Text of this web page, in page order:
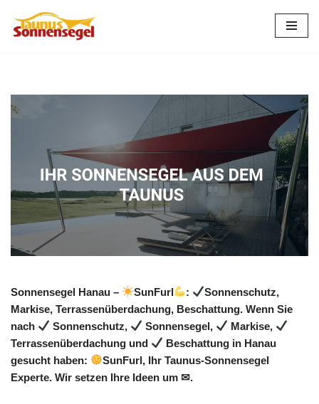
Zum
Sonnensegel Hanau – SunFurl :
Sonnenschutz,
Markise, Terrassenüberdachung, Beschattung. Wenn Sie
nach
Sonnenschutz, Sonnensegel,
Markise,
Terrassenüberdachung und
Beschattung in Hanau
gesucht haben:
SunFurl, Ihr Taunus-Sonnensegel
Experte. Wir setzen Ihre Ideen um ✉.